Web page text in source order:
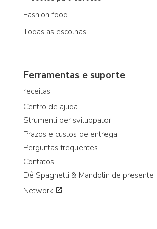
Fashion food
Todas as escolhas
Ferramentas e suporte
receitas
Centro de ajuda
Strumenti per sviluppatori
Prazos e custos de entrega
Perguntas frequentes
Contatos
Dê Spaghetti & Mandolin de presente
Network